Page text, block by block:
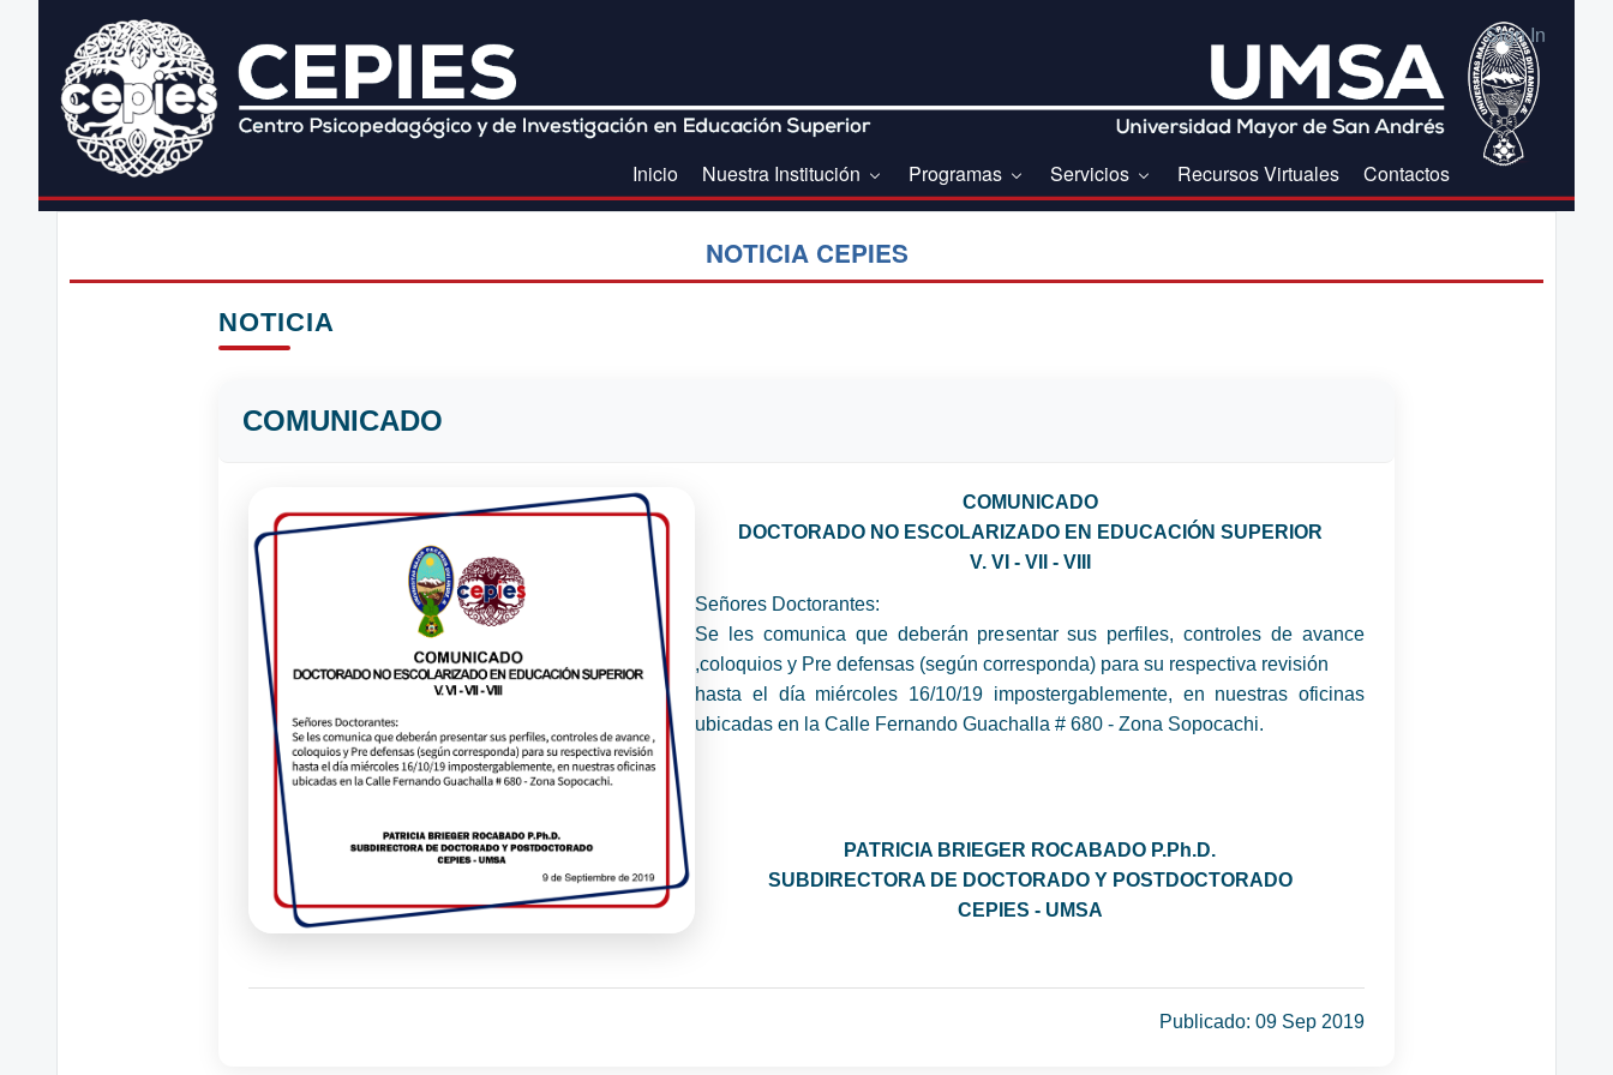
Sign In
Inicio Nuestra Institución Programas Servicios Recursos Virtuales Contactos
NOTICIA CEPIES
NOTICIA
COMUNICADO
COMUNICADO
DOCTORADO NO ESCOLARIZADO EN EDUCACIÓN SUPERIOR
V. VI - VII - VIII
Señores Doctorantes:
Se les comunica que deberán presentar sus perfiles, controles de avance
,coloquios y Pre defensas (según corresponda) para su respectiva revisión
hasta el día miércoles 16/10/19 impostergablemente, en nuestras oficinas
ubicadas en la Calle Fernando Guachalla # 680 - Zona Sopocachi.
PATRICIA BRIEGER ROCABADO P.Ph.D.
SUBDIRECTORA DE DOCTORADO Y POSTDOCTORADO
CEPIES - UMSA
Publicado: 09 Sep 2019